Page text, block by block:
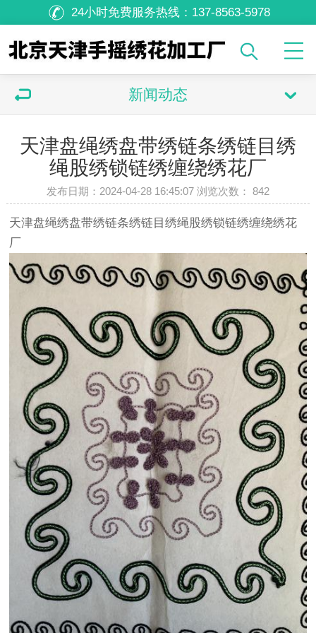
24小时免费服务热线： 137-8563-5978
新闻动态
天津盘绳绣盘带绣链条绣链目绣
绳股绣锁链绣缠绕绣花厂
发布日期：2024-04-28 16:45:07 浏览次数： 842
天津盘绳绣盘带绣链条绣链目绣绳股绣锁链绣缠绕绣花
厂